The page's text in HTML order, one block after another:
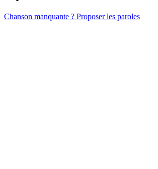
Chanson manquante ? Proposer les paroles